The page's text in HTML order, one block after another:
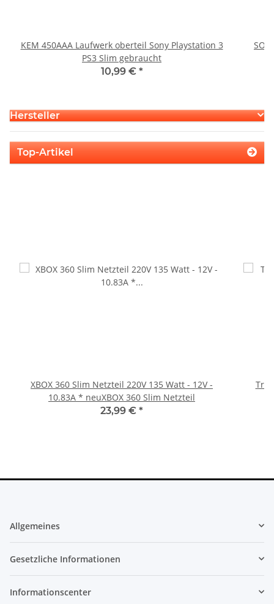
KEM 450AAA Laufwerk oberteil Sony Playstation 3
PS3 Slim gebraucht
10,99 € *
Hersteller
Top-Artikel
XBOX 360 Slim Netzteil 220V 135 Watt - 12V -
10.83A * neuXBOX 360 Slim Netzteil
23,99 € *
Allgemeines
Gesetzliche Informationen
Informationscenter